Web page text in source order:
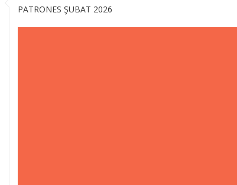
PATRONES ŞUBAT 2026